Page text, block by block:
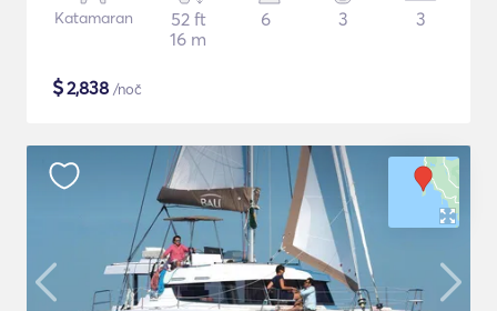
Katamaran
52 ft
16 m
6 3 3
$2,838 /noč